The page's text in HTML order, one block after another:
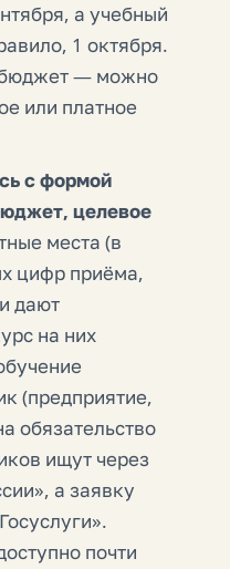
а учебный
1 октября.
— можно
или платное
с формой
целевое
места (в
цифр приёма,
дают
на них
(предприятие,
обязательство
ищут через
а заявку
почти